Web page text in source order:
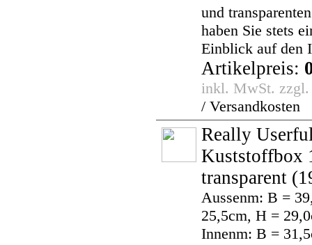
und
haben Sie stets
Einblick auf den
Artikelpreis:
inkl. MwSt.
/ Versandkosten
Really
Kuststoffbox
transparent
Aussenm: B =
25,5cm, H =
Innenm: B =